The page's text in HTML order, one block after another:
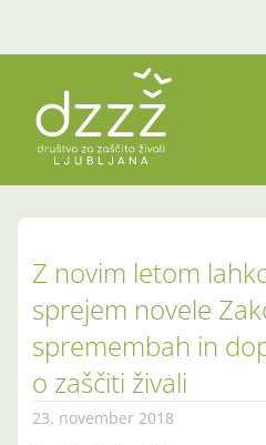
Z novim letom
sprejem novele
spremembah in
o zaščiti živali
23. november 2018